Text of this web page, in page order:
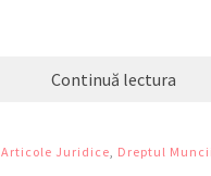
Continuă lectura
Articole Juridice, Dreptul Muncii